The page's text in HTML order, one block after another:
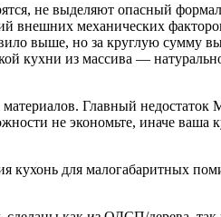
не выделяют опасный
внешних механических
выше, но за круглую сумму
кухни из массива —
Главный
не экономьте, иначе ваша
кухонь для малогабаритных